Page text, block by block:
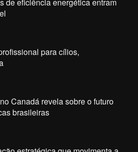
de eficiência energética entram
para cílios,
Canadá revela sobre o futuro
brasileiras